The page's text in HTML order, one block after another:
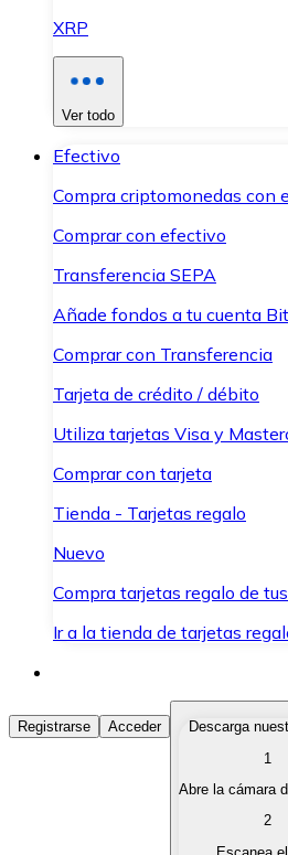
XRP
Ver todo
Efectivo
Compra criptomonedas con
Comprar con efectivo
Transferencia SEPA
Añade fondos a tu cuenta
Comprar con Transferencia
Tarjeta de crédito / débito
Utiliza tarjetas Visa y
Comprar con tarjeta
Tienda - Tarjetas regalo
Nuevo
Compra tarjetas regalo de
Ir a la tienda de tarjetas
Comprar Criptomonedas
Compra criptomonedas con
Vende tus criptomonedas de
Registrarse Acceder
Descarga
1
Abre la cámara
2